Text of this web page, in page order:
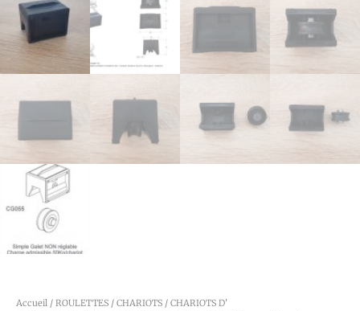
Accueil / ROULETTES / CHARIOTS / CHARIOTS D'